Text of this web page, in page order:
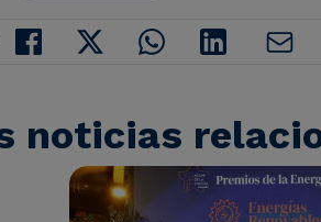
noticias